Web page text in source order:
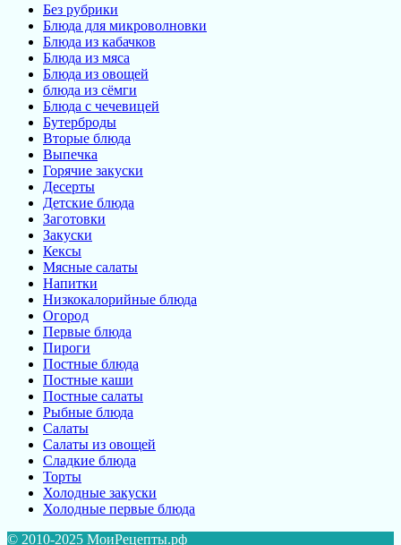
Без рубрики
Блюда для микроволновки
Блюда из кабачков
Блюда из мяса
Блюда из овощей
блюда из сёмги
Блюда с чечевицей
Бутерброды
Вторые блюда
Выпечка
Горячие закуски
Десерты
Детские блюда
Заготовки
Закуски
Кексы
Мясные салаты
Напитки
Низкокалорийные блюда
Огород
Первые блюда
Пироги
Постные блюда
Постные каши
Постные салаты
Рыбные блюда
Салаты
Салаты из овощей
Сладкие блюда
Торты
Холодные закуски
Холодные первые блюда
© 2010-2025 МоиРецепты.рф